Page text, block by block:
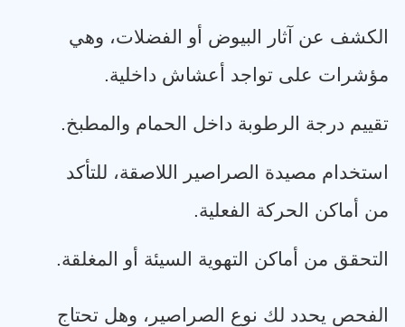
الكشف عن آثار البيوض أو الفضلات، وهي
مؤشرات على تواجد أعشاش داخلية.
تقييم درجة الرطوبة داخل الحمام والمطبخ.
استخدام مصيدة الصراصير اللاصقة، للتأكد
من أماكن الحركة الفعلية.
التحقق من أماكن التهوية السيئة أو المغلقة.
الفحص يحدد لك نوع الصراصير، وهل تحتاج